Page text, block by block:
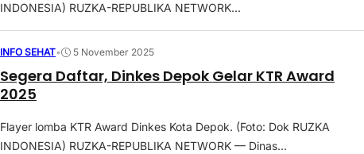
INDONESIA) RUZKA-REPUBLIKA NETWORK...
INFO SEHAT• 5 November 2025
Segera Daftar, Dinkes Depok Gelar KTR Award
2025
Flayer lomba KTR Award Dinkes Kota Depok. (Foto: Dok RUZKA
INDONESIA) RUZKA-REPUBLIKA NETWORK — Dinas...